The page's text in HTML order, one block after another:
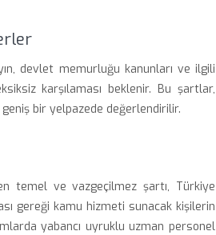
devlet memurluğu kanunları ve ilgili
karşılaması beklenir. Bu şartlar,
bir yelpazede değerlendirilir.
temel ve vazgeçilmez şartı, Türkiye
gereği kamu hizmeti sunacak kişilerin
yabancı uyruklu uzman personel